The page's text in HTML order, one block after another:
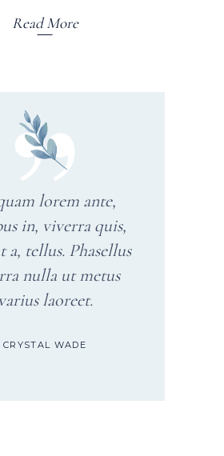
Read More
lorem ante,
in, viverra quis,
a, tellus. Phasellus
nulla ut metus
varius laoreet.
CRYSTAL WADE